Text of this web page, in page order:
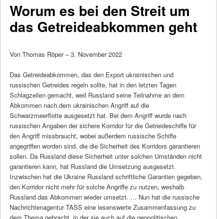
Worum es bei den Streit um
das Getreideabkommen geht
Von Thomas Röper – 3. November 2022
Das Getreideabkommen, das den Export ukrainischen und
russischen Getreides regeln sollte, hat in den letzten Tagen
Schlagzeilen gemacht, weil Russland seine Teilnahme an dem
Abkommen nach dem ukrainischen Angriff auf die
Schwarzmeerflotte ausgesetzt hat. Bei dem Angriff wurde nach
russischen Angaben der sichere Korridor für die Getreideschiffe für
den Angriff missbraucht, wobei außerdem russische Schiffe
angegriffen worden sind, die die Sicherheit des Korridors garantieren
sollen. Da Russland diese Sicherheit unter solchen Umständen nicht
garantieren kann, hat Russland die Umsetzung ausgesetzt.
Inzwischen hat die Ukraine Russland schriftliche Garantien gegeben,
den Korridor nicht mehr für solche Angriffe zu nutzen, weshalb
Russland das Abkommen wieder umsetzt. … Nun hat die russische
Nachrichtenagentur TASS eine lesenswerte Zusammenfassung zu